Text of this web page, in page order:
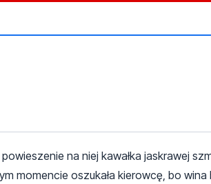
na niej kawałka jaskrawej
momencie oszukała kierowcę, bo wina